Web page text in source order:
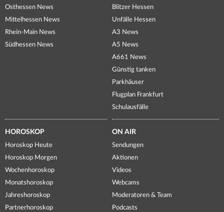
Osthessen News
Mittelhessen News
Rhein-Main News
Südhessen News
Blitzer Hessen
Unfälle Hessen
A3 News
A5 News
A661 News
Günstig tanken
Parkhäuser
Flugplan Frankfurt
Schulausfälle
HOROSKOP
Horoskop Heute
Horoskop Morgen
Wochenhoroskop
Monatshoroskop
Jahreshoroskop
Partnerhoroskop
ON AIR
Sendungen
Aktionen
Videos
Webcams
Moderatoren & Team
Podcasts